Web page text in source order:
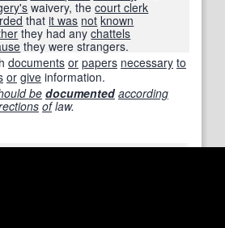
's waivery, thecourt clerk
thatit was not known
they had anychattels
they were strangers.
documents or papers necessary to
or give information.
bedocumented according
oflaw.